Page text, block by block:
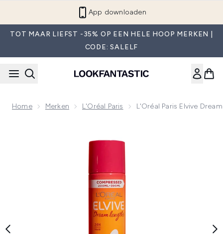
App downloaden
TOT MAAR LIEFST -35% OP EEN HELE HOOP MERKEN |
CODE: SALELF
Home Merken L'Oréal Paris L'Oréal Paris Elvive